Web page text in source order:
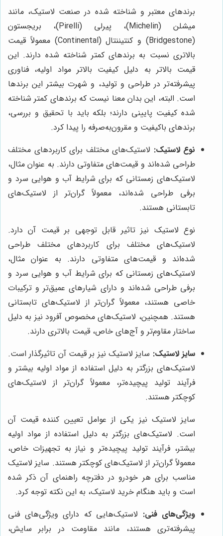
برندهای معتبر و شناخته شده در صنعت لاستیک، مانند
میشلن (Michelin)، پیرلی (Pirelli)، بریجستون
(Bridgestone) و کنتیننتال (Continental) معمولاً قیمت
بالاتری نسبت به برندهای کمتر شناخته شده دارند. این
قیمت بالاتر به دلیل کیفیت بالاتر مواد اولیه، فناوری
پیشرفته‌تر در طراحی و تولید، و شهرت بیشتر این برندها
است. البته، این بدان معنا نیست که برندهای کمتر شناخته
شده کیفیت پایینی دارند؛ بلکه باید با تحقیق و بررسی،
برندهای باکیفیت و مقرون‌به‌صرفه را پیدا کرد.
نوع لاستیک: لاستیک‌های مختلف برای کاربردهای مختلف
طراحی شده‌اند و قیمت‌های متفاوتی دارند. به عنوان مثال،
لاستیک‌های زمستانی که برای شرایط آب و هوایی سرد و
برفی طراحی شده‌اند، معمولاً گران‌تر از لاستیک‌های
تابستانی هستند.
نوع لاستیک نیز تاثیر قابل توجهی بر قیمت آن دارد.
لاستیک‌های مختلف برای کاربردهای مختلف طراحی
شده‌اند و قیمت‌های متفاوتی دارند. به عنوان مثال،
لاستیک‌های زمستانی که برای شرایط آب و هوایی سرد و
برفی طراحی شده‌اند و دارای شیارهای عمیق‌تر و ترکیبات
خاصی هستند، معمولاً گران‌تر از لاستیک‌های تابستانی
هستند. همچنین، لاستیک‌های مخصوص آفرود نیز به دلیل
ساختار مقاوم‌تر و آج‌های خاص، قیمت بالاتری دارند.
سایز لاستیک: سایز لاستیک نیز بر قیمت آن تاثیرگذار است.
لاستیک‌های بزرگتر به دلیل استفاده از مواد اولیه بیشتر و
فرآیند تولید پیچیده‌تر، معمولاً گران‌تر از لاستیک‌های
کوچکتر هستند.
سایز لاستیک نیز یکی از عوامل تعیین کننده قیمت آن
است. لاستیک‌های بزرگتر به دلیل استفاده از مواد اولیه
بیشتر، فرآیند تولید پیچیده‌تر و نیاز به تجهیزات خاص،
معمولاً گران‌تر از لاستیک‌های کوچکتر هستند. سایز لاستیک
مناسب برای هر خودرو در دفترچه راهنمای آن ذکر شده
است و باید هنگام خرید لاستیک، به این نکته توجه کرد.
ویژگی‌های فنی: لاستیک‌هایی که دارای ویژگی‌های فنی
پیشرفته‌تری هستند، مانند مقاومت در برابر سایش،